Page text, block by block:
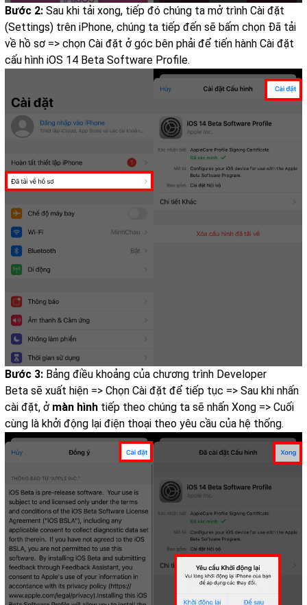
Bước 2: Sau khi tải xong, tiếp đó chúng ta mở trình Cài đặt
(Settings) trên iPhone, chúng ta tiếp đến sẽ bấm chọn Đã tải
về hồ sơ => chọn Cài đặt ở góc bên phải để tiến hành Cài đặt
cấu hình iOS 14 Beta Software Profile.
Bước 3: Bảng điều khoảng của chương trình Developer
Beta sẽ xuất hiện => Chọn Cài đặt để tiếp tục => Sau khi nhấn
cài đặt, ở màn hình tiếp theo chúng ta sẽ nhấn Xong => Cuối
cùng là khởi động lại điện thoại theo yêu cầu của hệ thống.